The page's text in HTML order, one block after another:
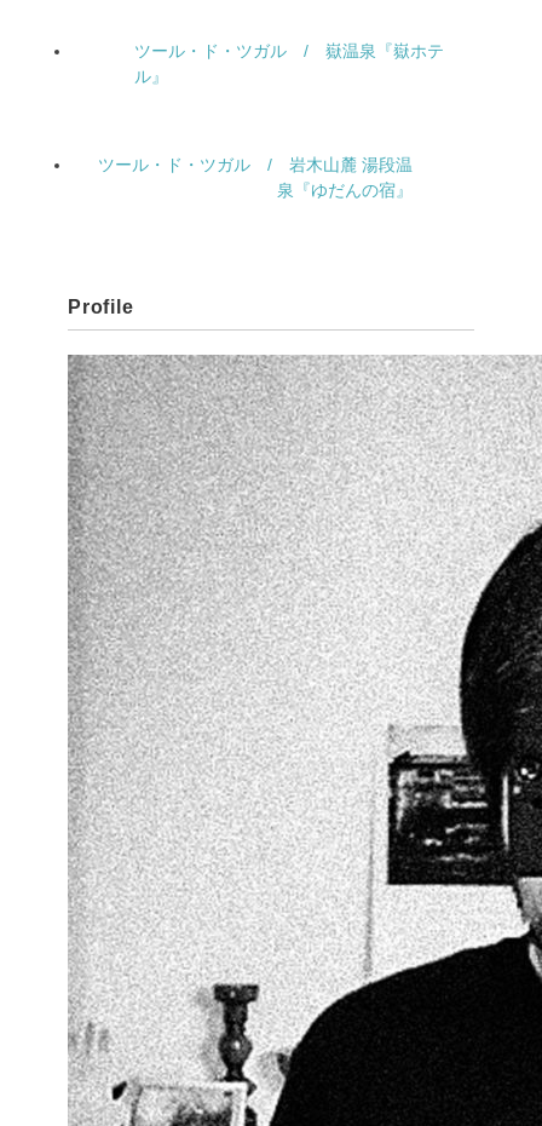
ツール・ド・ツガル / 嶽温泉『嶽ホテ
ル』
ツール・ド・ツガル / 岩木山麓 湯段温
泉『ゆだんの宿』
Profile